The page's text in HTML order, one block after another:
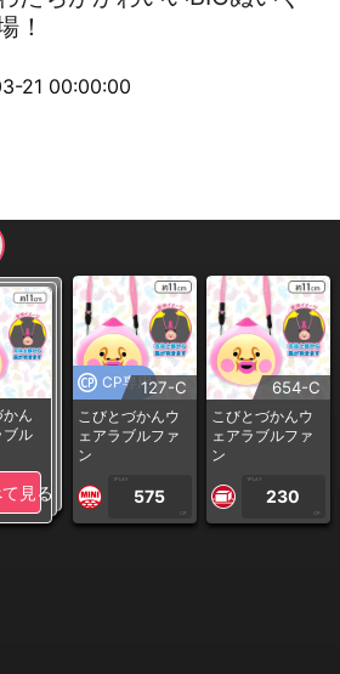
！
21 00:00:00
かん
ブル
見る
CP専用127-C
こびとづかんウ
ェアラブルファ
ン
1PLAY
575
CP
654-C
こびとづかんウ
ェアラブルファ
ン
1PLAY
230
CP